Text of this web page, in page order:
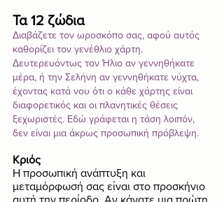
Τα 12 ζώδια
Διαβάζετε τον ωροσκόπο σας, αφού αυτός
καθορίζει τον γενέθλιο χάρτη.
Δευτερευόντως τον Ήλιο αν γεννηθήκατε
μέρα, ή την Σελήνη αν γεννηθήκατε νύχτα,
έχοντας κατά νου ότι ο κάθε χάρτης είναι
διαφορετικός και οι πλανητικές θέσεις
ξεχωριστές. Εδώ γράφεται η τάση λοιπόν,
δεν είναι μια άκρως προσωπική πρόβλεψη.
Κριός
Η προσωπική ανάπτυξη και
μεταμόρφωσή σας είναι στο προσκήνιο